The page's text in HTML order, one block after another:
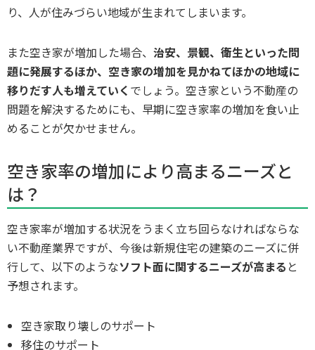
り、人が住みづらい地域が生まれてしまいます。
また空き家が増加した場合、 治安、景観、衛生といった問
題に発展するほか、空き家の増加を見かねてほかの地域に
移りだす人も増えていく でしょう。空き家という不動産の
問題を解決するためにも、早期に空き家率の増加を食い止
めることが欠かせません。
空き家率の増加により高まるニーズと
は？
空き家率が増加する状況をうまく立ち回らなければならな
い不動産業界ですが、今後は新規住宅の建築のニーズに併
行して、以下のようなソフト面に関するニーズが高まる と
予想されます。
空き家取り壊しのサポート
移住のサポート